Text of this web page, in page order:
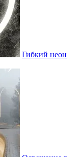
Гибкий неон